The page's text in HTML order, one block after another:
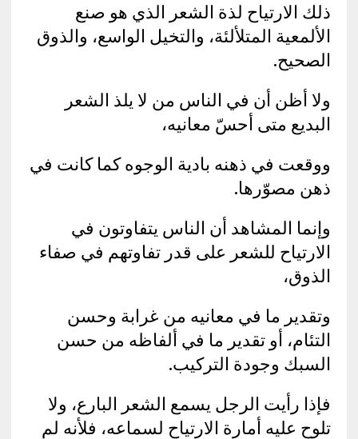
ذلك الارتياح لذة الشعر الذي هو صنع
الألمعية المتلألئة، والتخيل الواسع، والذوق
الصحيح.
ولا أظن أن في الناس من لا يلذ الشعر
البديع متى أحسّ معانيه،
ووقعت في ذهنه بادية الوجوه كما كانت في
ذهن مصوّرها.
وإنما المشاهد أن الناس يتفاوتون في
الارتياح للشعر على قدر تفاوتهم في صفاء
الذوق،
وتقدير ما في معانيه من غرابة وحسن
التئام، أو تقدير ما في ألفاظه من حسن
السبك وجودة التركيب.
فإذا رأيت الرجل يسمع الشعر البارع، ولا
تلوح عليه أمارة الارتياح لسماعه، فلأنه لم